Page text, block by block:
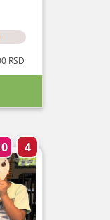
RSD
4